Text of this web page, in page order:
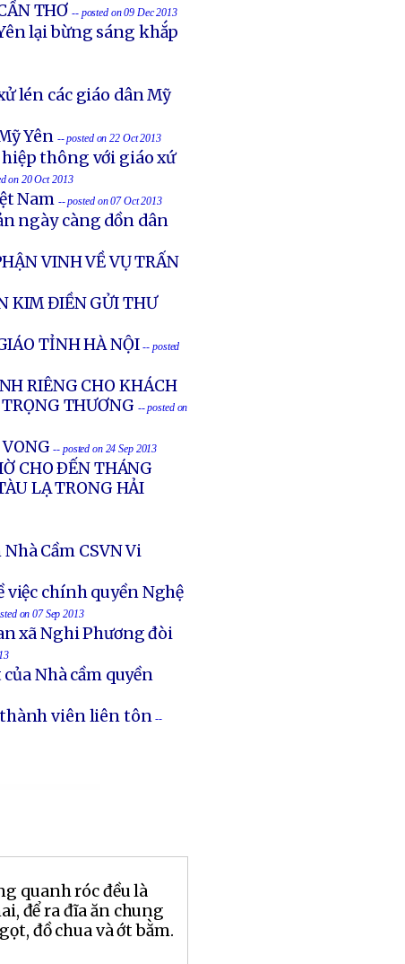
THƠ -- posted on 09 Dec 2013
lại bừng sáng khắp
lén các giáo dân Mỹ
Yên -- posted on 22 Oct 2013
thông với giáo xứ
on 20 Oct 2013
Nam -- posted on 07 Oct 2013
ngày càng dồn dân
VINH VỀ VỤ TRẤN
KIM ĐIỀN GỬI THƯ
TỈNH HÀ NỘI -- posted
RIÊNG CHO KHÁCH
THƯƠNG -- posted on
-- posted on 24 Sep 2013
CHO ÐẾN THÁNG
LẠ TRONG HẢI
Cầm CSVN Vi
việc chính quyền Nghệ
on 07 Sep 2013
xã Nghi Phương đòi
Nhà cầm quyền
viên liên tôn --
quanh róc đều là
để ra đĩa ăn chung
đồ chua và ớt bằm.